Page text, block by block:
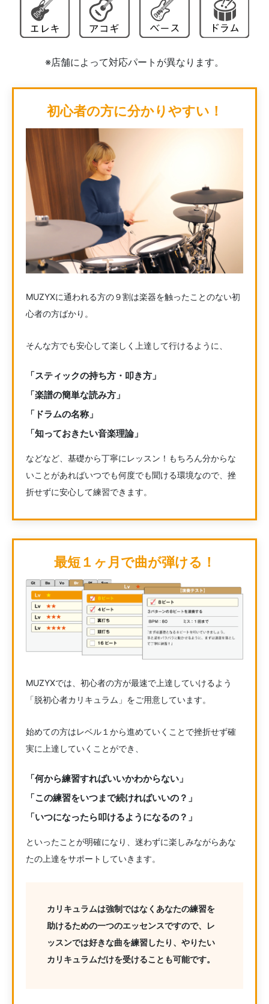
※店舗によって対応パートが異なります。
初心者の方に分かりやすい！
MUZYXに通われる方の９割は楽器を触ったことのない初
心者の方ばかり。
そんな方でも安心して楽しく上達して行けるように、
「スティックの持ち方・叩き方」
「楽譜の簡単な読み方」
「ドラムの名称」
「知っておきたい音楽理論」
などなど、基礎から丁寧にレッスン！もちろん分からな
いことがあればいつでも何度でも聞ける環境なので、挫
折せずに安心して練習できます。
最短１ヶ月で曲が弾ける！
MUZYXでは、初心者の方が最速で上達していけるよう
「脱初心者カリキュラム」をご用意しています。
始めての方はレベル１から進めていくことで挫折せず確
実に上達していくことができ、
「何から練習すればいいかわからない」
「この練習をいつまで続ければいいの？」
「いつになったら叩けるようになるの？」
といったことが明確になり、迷わずに楽しみながらあな
たの上達をサポートしていきます。
カリキュラムは強制ではなくあなたの練習を
助けるための一つのエッセンスですので、レ
ッスンでは好きな曲を練習したり、やりたい
カリキュラムだけを受けることも可能です。